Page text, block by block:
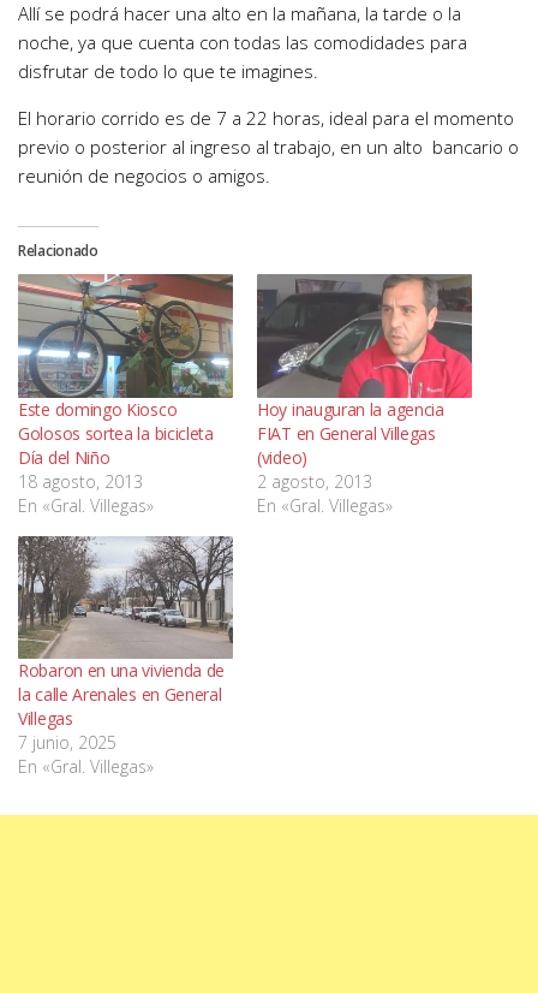
Allí se podrá hacer una alto en la mañana, la tarde o la
noche, ya que cuenta con todas las comodidades para
disfrutar de todo lo que te imagines.
El horario corrido es de 7 a 22 horas, ideal para el momento
previo o posterior al ingreso al trabajo, en un alto bancario o
reunión de negocios o amigos.
Relacionado
Este domingo Kiosco
Golosos sortea la bicicleta
Día del Niño
18 agosto, 2013
En «Gral. Villegas»
Hoy inauguran la agencia
FIAT en General Villegas
(video)
2 agosto, 2013
En «Gral. Villegas»
Robaron en una vivienda de
la calle Arenales en General
Villegas
7 junio, 2025
En «Gral. Villegas»